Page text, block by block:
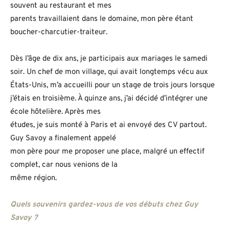
souvent au restaurant et mes
parents travaillaient dans le domaine, mon père étant
boucher-charcutier-traiteur.
Dès l’âge de dix ans, je participais aux mariages le samedi
soir. Un chef de mon village, qui avait longtemps vécu aux
États-Unis, m’a accueilli pour un stage de trois jours lorsque
j’étais en troisième. À quinze ans, j’ai décidé d’intégrer une
école hôtelière. Après mes
études, je suis monté à Paris et ai envoyé des CV partout.
Guy Savoy a finalement appelé
mon père pour me proposer une place, malgré un effectif
complet, car nous venions de la
même région.
Quels souvenirs gardez-vous de vos débuts chez Guy
Savoy ?